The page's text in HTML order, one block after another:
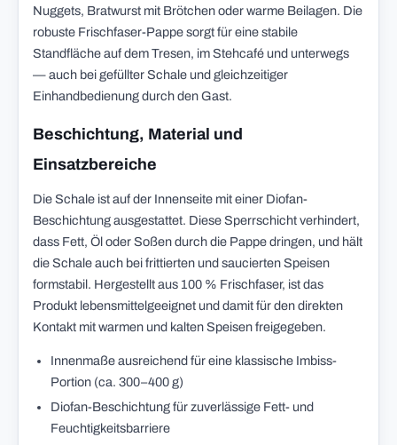
Nuggets, Bratwurst mit Brötchen oder warme Beilagen. Die
robuste Frischfaser-Pappe sorgt für eine stabile
Standfläche auf dem Tresen, im Stehcafé und unterwegs
— auch bei gefüllter Schale und gleichzeitiger
Einhandbedienung durch den Gast.
Beschichtung, Material und
Einsatzbereiche
Die Schale ist auf der Innenseite mit einer Diofan-
Beschichtung ausgestattet. Diese Sperrschicht verhindert,
dass Fett, Öl oder Soßen durch die Pappe dringen, und hält
die Schale auch bei frittierten und saucierten Speisen
formstabil. Hergestellt aus 100 % Frischfaser, ist das
Produkt lebensmittelgeeignet und damit für den direkten
Kontakt mit warmen und kalten Speisen freigegeben.
Innenmaße ausreichend für eine klassische Imbiss-
Portion (ca. 300–400 g)
Diofan-Beschichtung für zuverlässige Fett- und
Feuchtigkeitsbarriere